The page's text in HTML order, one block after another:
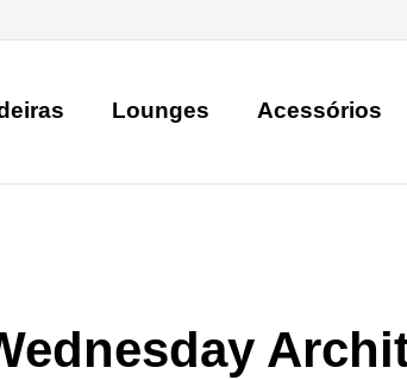
Lounges Acessórios